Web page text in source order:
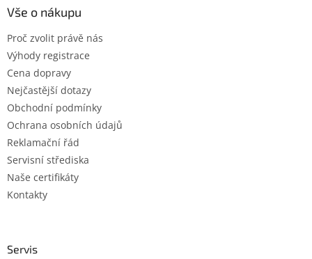
Vše o nákupu
Proč zvolit právě nás
Výhody registrace
Cena dopravy
Nejčastější dotazy
Obchodní podmínky
Ochrana osobních údajů
Reklamační řád
Servisní střediska
Naše certifikáty
Kontakty
Servis